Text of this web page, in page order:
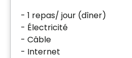
- 1 repas/ jour (dîner)
- Électricité
- Câble
- Internet